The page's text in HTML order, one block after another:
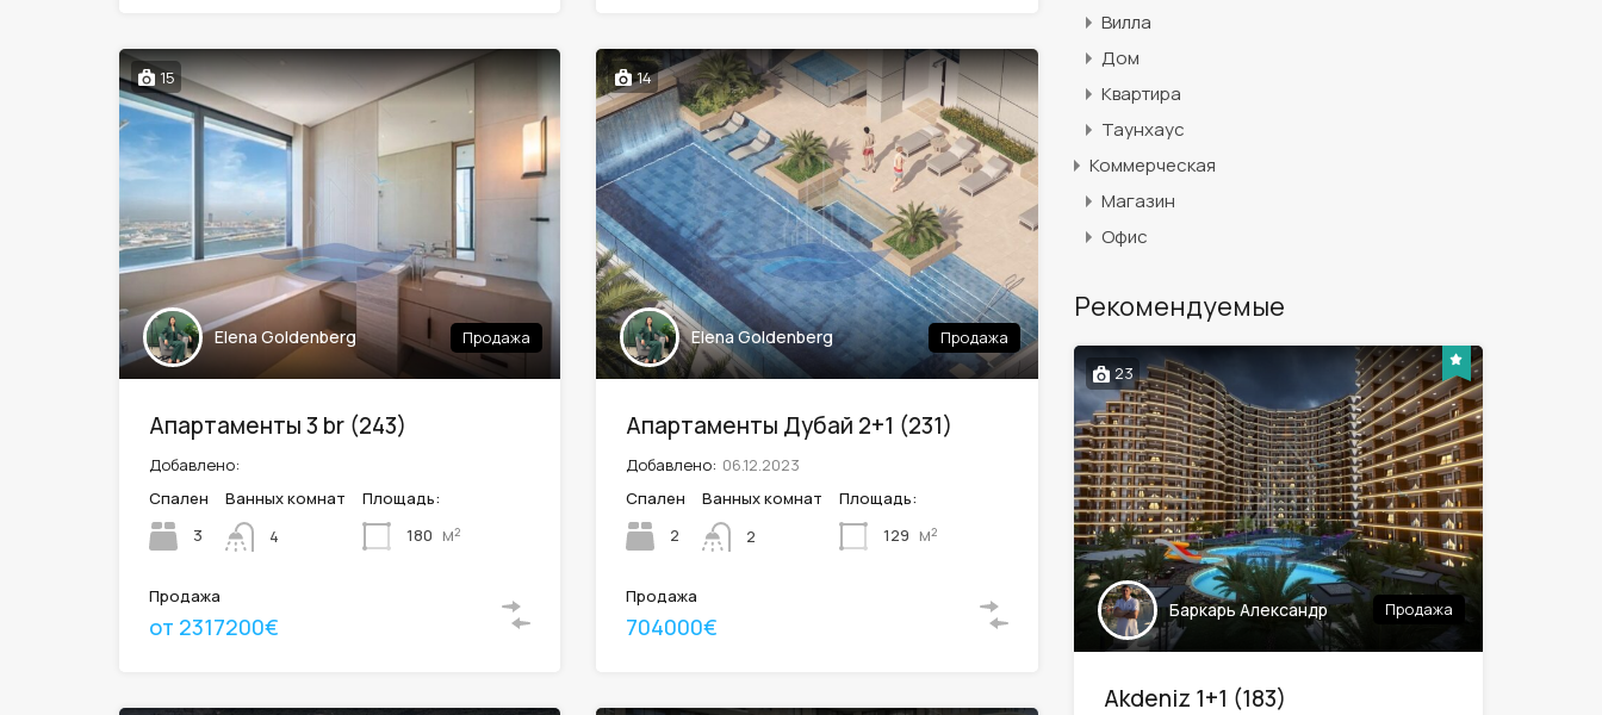
15
Elena Goldenberg Продажа
Апартаменты 3 br (243)
Добавлено:
Спален
3
Ванных комнат
4
Площадь:
180 м²
Продажа
от 2317200€
14
Elena Goldenberg Продажа
Апартаменты Дубай 2+1 (231)
Добавлено: 06.12.2023
Спален
2
Ванных комнат
2
Площадь:
129 м²
Продажа
704000€
Вилла
Дом
Квартира
Таунхаус
Коммерческая
Магазин
Офис
Рекомендуемые
23
Баркарь Александр Продажа
Akdeniz 1+1 (183)